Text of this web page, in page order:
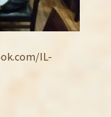
IL-